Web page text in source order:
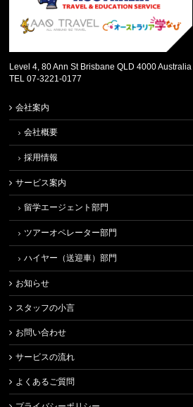
Level 4, 80 Ann St Brisbane QLD 4000 Australia
TEL 07-3221-0177
会社案内
会社概要
採用情報
サービス案内
留学エージェント部門
ツアーオペレーター部門
ハイヤー（送迎車）部門
お知らせ
スタッフの小言
お問い合わせ
サービスの流れ
よくあるご質問